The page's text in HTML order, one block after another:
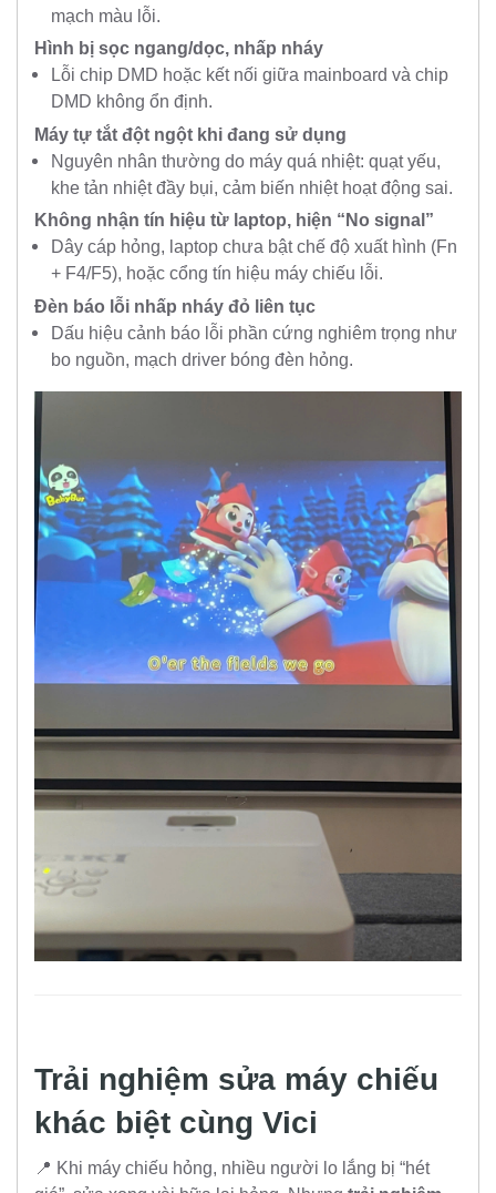
mạch màu lỗi.
Hình bị sọc ngang/dọc, nhấp nháy
Lỗi chip DMD hoặc kết nối giữa mainboard và chip
DMD không ổn định.
Máy tự tắt đột ngột khi đang sử dụng
Nguyên nhân thường do máy quá nhiệt: quạt yếu,
khe tản nhiệt đầy bụi, cảm biến nhiệt hoạt động sai.
Không nhận tín hiệu từ laptop, hiện “No signal”
Dây cáp hỏng, laptop chưa bật chế độ xuất hình (Fn
+ F4/F5), hoặc cổng tín hiệu máy chiếu lỗi.
Đèn báo lỗi nhấp nháy đỏ liên tục
Dấu hiệu cảnh báo lỗi phần cứng nghiêm trọng như
bo nguồn, mạch driver bóng đèn hỏng.
Trải nghiệm sửa máy chiếu
khác biệt cùng Vici
📍 Khi máy chiếu hỏng, nhiều người lo lắng bị “hét